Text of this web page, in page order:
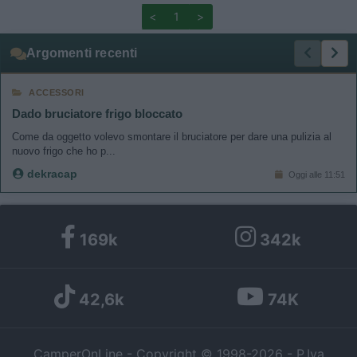
< 1 >
Argomenti recenti
ACCESSORI
Dado bruciatore frigo bloccato
Come da oggetto volevo smontare il bruciatore per dare una pulizia al
nuovo frigo che ho p...
dekracap Oggi alle 11:51
169k 342k
42,6k 74K
CamperOnLine - Copyright © 1998-2026 - P.Iva